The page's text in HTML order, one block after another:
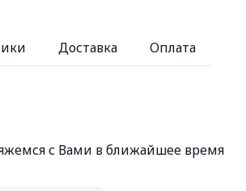
Доставка Оплата
с Вами в ближайшее время